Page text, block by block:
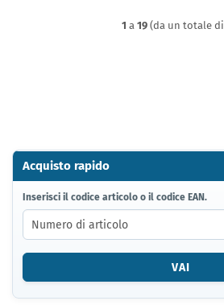
1 a 19(da un totale di
Acquisto rapido
INSERISCI
IL
CODICE
ARTICOLO
O
CODICE
EAN.
Inserisci il codice articolo o il codice EAN.
VAI